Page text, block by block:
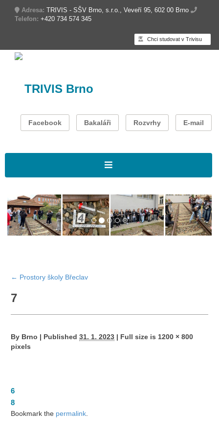
Adresa: TRIVIS - SŠV Brno, s.r.o., Veveří 95, 602 00 Brno
Telefon: +420 734 574 345
Chci studovat v Trivisu
TRIVIS Brno
Facebook Bakaláři Rozvrhy E-mail
← Prostory školy Břeclav
7
By Brno | Published 31. 1. 2023 | Full size is1200 × 800
pixels
6
8
Bookmark the permalink.